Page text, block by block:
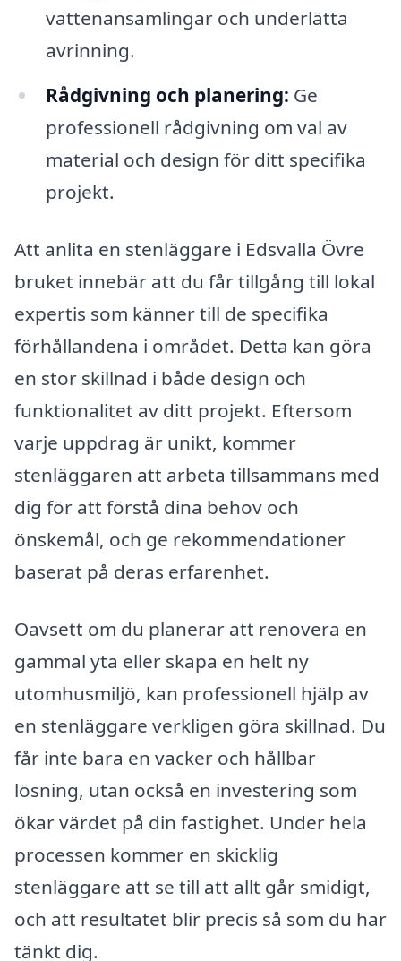
vattenansamlingar och underlätta
avrinning.
Rådgivning och planering: Ge
professionell rådgivning om val av
material och design för ditt specifika
projekt.
Att anlita en stenläggare i Edsvalla Övre
bruket innebär att du får tillgång till lokal
expertis som känner till de specifika
förhållandena i området. Detta kan göra
en stor skillnad i både design och
funktionalitet av ditt projekt. Eftersom
varje uppdrag är unikt, kommer
stenläggaren att arbeta tillsammans med
dig för att förstå dina behov och
önskemål, och ge rekommendationer
baserat på deras erfarenhet.
Oavsett om du planerar att renovera en
gammal yta eller skapa en helt ny
utomhusmiljö, kan professionell hjälp av
en stenläggare verkligen göra skillnad. Du
får inte bara en vacker och hållbar
lösning, utan också en investering som
ökar värdet på din fastighet. Under hela
processen kommer en skicklig
stenläggare att se till att allt går smidigt,
och att resultatet blir precis så som du har
tänkt dig.